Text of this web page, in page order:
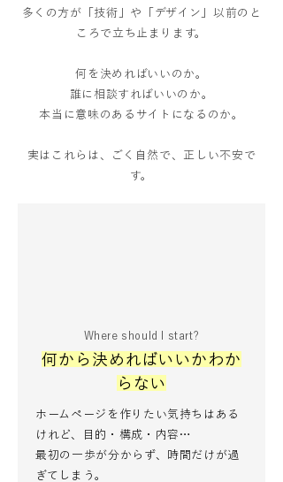
多くの方が「技術」や「デザイン」以前のと
ころで立ち止まります。
何を決めればいいのか。
誰に相談すればいいのか。
本当に意味のあるサイトになるのか。
実はこれらは、ごく自然で、正しい不安で
す。
Where should I start?
何から決めればいいかわか
らない
ホームページを作りたい気持ちはある
けれど、目的・構成・内容…
最初の一歩が分からず、時間だけが過
ぎてしまう。